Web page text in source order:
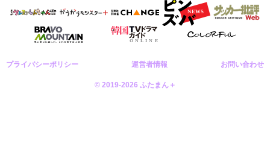
プライバシーポリシー 運営者情報 お問い合わせ
© 2019-2026 ふたまん＋